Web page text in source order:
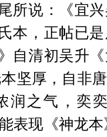
所说：《宜
本，正帖已
自清初吴升
坚厚，自非
润之气，奕
表现《神龙